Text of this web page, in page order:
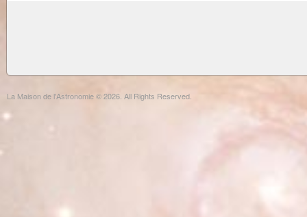
La Maison de l'Astronomie © 2026. All Rights Reserved.